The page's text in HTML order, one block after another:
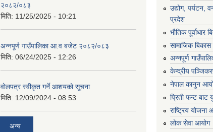
२०८२/०८३
मिति: 11/25/2025 - 10:21
अन्नपूर्ण गाउँपालिका आ.व बजेट २०८२/०८३
मिति: 06/24/2025 - 12:26
वोलपत्र स्वीकृत गर्ने आशयको सूचना
मिति: 12/09/2024 - 08:53
अन्य
उद्योग, पर्यटन,
प्रदेश
भौतिक पूर्वाधार
सामाजिक
अन्नपूर्ण
केन्द्रीय
नेपाल कानुन
प्रिती फन्ट बाट
राष्ट्रिय योजना
लोक सेवा आयोग